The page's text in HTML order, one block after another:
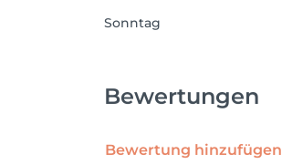
Sonntag
Bewertungen
Bewertung hinzufügen